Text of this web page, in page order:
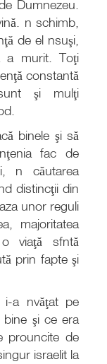
Dumnezeu.
n schimb,
de el nsuşi,
a murit. Toţi
constantă
şi mulţi
binele şi să
fac de
n căutarea
distincţii din
unor reguli
majoritatea
viaţă sfntă
prin fapte şi
a nvăţat pe
bine şi ce era
prouncite de
israelit la